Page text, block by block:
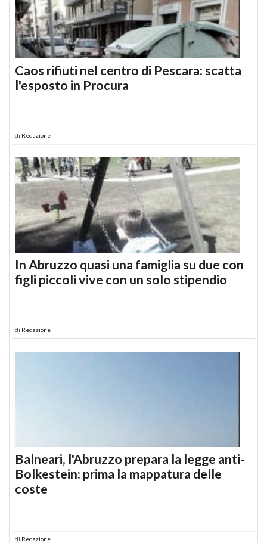
Caos rifiuti nel centro di Pescara: scatta
l'esposto in Procura
di Redazione
In Abruzzo quasi una famiglia su due con
figli piccoli vive con un solo stipendio
di Redazione
Balneari, l'Abruzzo prepara la legge anti-
Bolkestein: prima la mappatura delle
coste
di Redazione